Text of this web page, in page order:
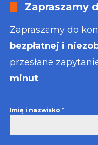
Zapraszamy
Zapraszamy do
bezpłatnej i
przesłane
minut.
Imię i nazwisko *